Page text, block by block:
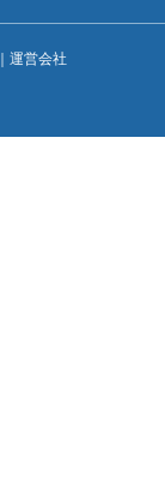
｜ 運営会社